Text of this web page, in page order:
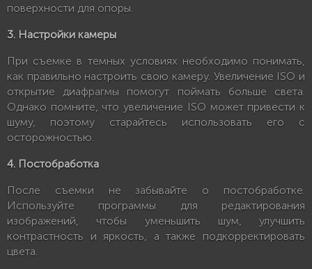
поверхности для опоры.
3. Настройки камеры
При съемке в темных условиях необходимо понимать,
как правильно настроить свою камеру. Увеличение ISO и
открытие диафрагмы помогут поймать больше света.
Однако помните, что увеличение ISO может привести к
шуму, поэтому старайтесь использовать его с
осторожностью.
4. Постобработка
После съемки не забывайте о постобработке.
Используйте программы для редактирования
изображений, чтобы уменьшить шум, улучшить
контрастность и яркость, а также подкорректировать
цвета.